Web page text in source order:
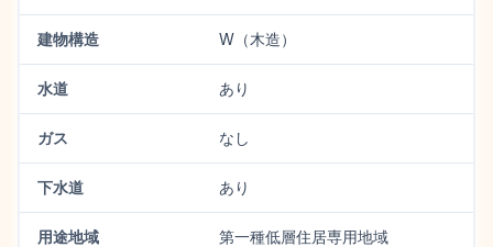
建物構造 W（木造）
水道 あり
ガス なし
下水道 あり
用途地域 第一種低層住居専用地域